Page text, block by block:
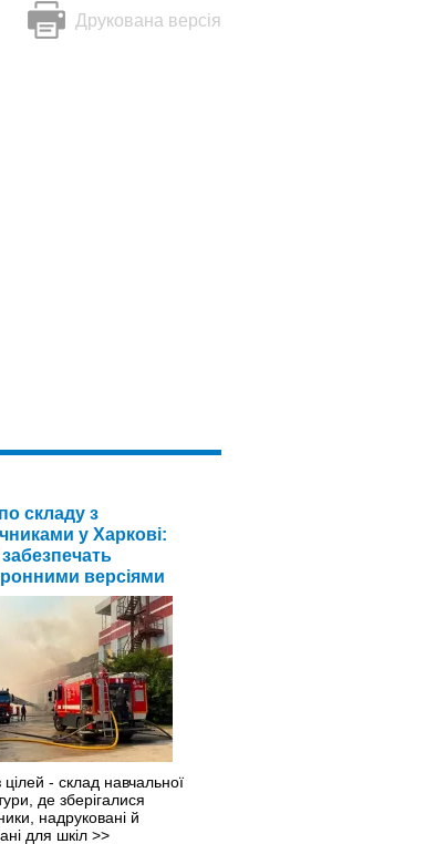
Друкована версія
складу з
у Харкові:
забезпечать
версіями
- склад навчальної
де зберігалися
надруковані й
для шкіл >>